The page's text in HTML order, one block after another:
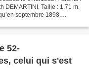
DEMARTINI. Taille : 1,71 m.
septembre 1898.
52-
celui qui s'est